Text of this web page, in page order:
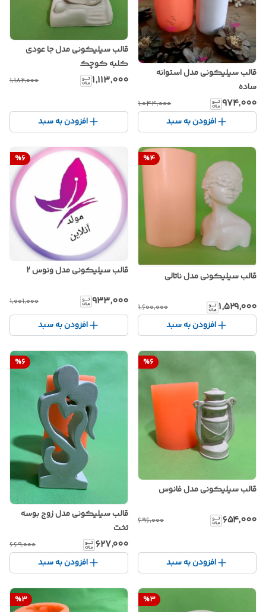
قالب سیلیکونی مدل استوانه
ساده
۹۷۴٬۰۰۰ ۱٬۰۴۴٬۰۰۰
افزودن به سبد
قالب سیلیکونی مدل جا عودی
کلبه کوچک
۱٬۱۱۳٬۰۰۰ ۱٬۱۸۲٬۰۰۰
افزودن به سبد
%4
قالب سیلیکونی مدل ناتالی
۱٬۵۲۹٬۰۰۰ ۱٬۶۰۰٬۰۰۰
افزودن به سبد
%6
قالب سیلیکونی مدل ونوس 2
۹۳۳٬۰۰۰ ۱٬۰۰۱٬۰۰۰
افزودن به سبد
%6
قالب سیلیکونی مدل فانوس
۶۵۴٬۰۰۰ ۶۹۶٬۰۰۰
افزودن به سبد
%6
قالب سیلیکونی مدل زوج بوسه
تخت
۶۲۷٬۰۰۰ ۶۶۹٬۰۰۰
افزودن به سبد
%3
%3